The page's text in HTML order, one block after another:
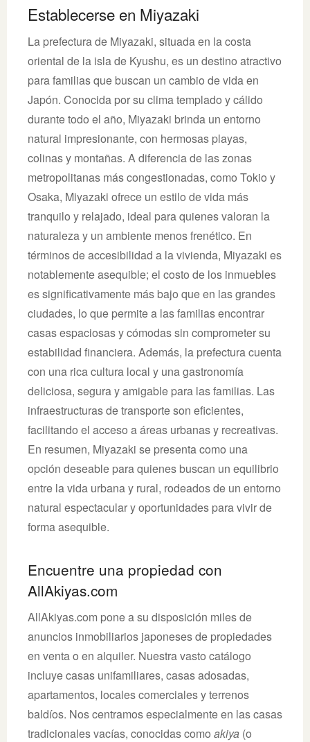
Establecerse en Miyazaki
La prefectura de Miyazaki, situada en la costa
oriental de la isla de Kyushu, es un destino atractivo
para familias que buscan un cambio de vida en
Japón. Conocida por su clima templado y cálido
durante todo el año, Miyazaki brinda un entorno
natural impresionante, con hermosas playas,
colinas y montañas. A diferencia de las zonas
metropolitanas más congestionadas, como Tokio y
Osaka, Miyazaki ofrece un estilo de vida más
tranquilo y relajado, ideal para quienes valoran la
naturaleza y un ambiente menos frenético. En
términos de accesibilidad a la vivienda, Miyazaki es
notablemente asequible; el costo de los inmuebles
es significativamente más bajo que en las grandes
ciudades, lo que permite a las familias encontrar
casas espaciosas y cómodas sin comprometer su
estabilidad financiera. Además, la prefectura cuenta
con una rica cultura local y una gastronomía
deliciosa, segura y amigable para las familias. Las
infraestructuras de transporte son eficientes,
facilitando el acceso a áreas urbanas y recreativas.
En resumen, Miyazaki se presenta como una
opción deseable para quienes buscan un equilibrio
entre la vida urbana y rural, rodeados de un entorno
natural espectacular y oportunidades para vivir de
forma asequible.
Encuentre una propiedad con
AllAkiyas.com
AllAkiyas.com pone a su disposición miles de
anuncios inmobiliarios japoneses de propiedades
en venta o en alquiler. Nuestra vasto catálogo
incluye casas unifamiliares, casas adosadas,
apartamentos, locales comerciales y terrenos
baldíos. Nos centramos especialmente en las casas
tradicionales vacías, conocidas como akiya (o